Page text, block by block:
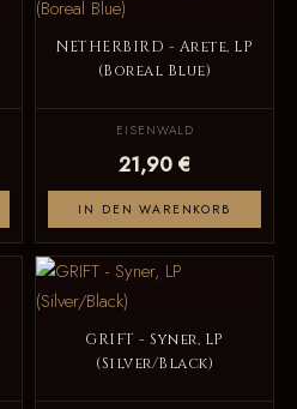
NETHERBIRD - Arete, LP
(Boreal Blue)
EISENWALD
21,90 €
IN DEN WARENKORB
GRIFT - Syner, LP
(Silver/Black)